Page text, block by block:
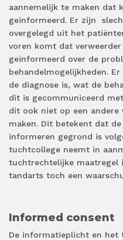
aannemelijk te maken dat
geïnformeerd. Er zijn
overgelegd uit het
voren komt dat
geïnformeerd over de
behandelmogelijkheden.
de diagnose is, wat de
dit is gecommuniceerd
dit ook niet op een andere
maken. Dit betekent dat
informeren gegrond is
tuchtcollege neemt in
tuchtrechtelijke maatregel
tandarts toch een
Informed consent
De informatieplicht en het